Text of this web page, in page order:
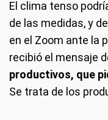
El clima tenso
de las medidas, y
en el Zoom ante la
recibió el mensaje
productivos, que
Se trata de los